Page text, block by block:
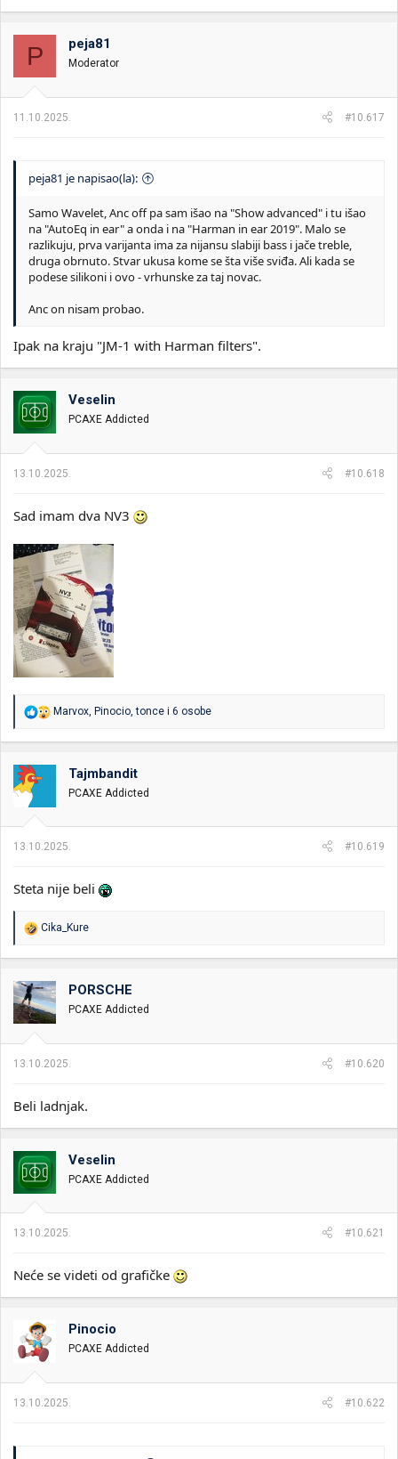
a
o
v
n
:
P peja81
Moderator
11.10.2025. #10.617
peja81 je napisao(la):
Samo Wavelet, Anc off pa sam išao na "Show advanced" i tu išao
na "AutoEq in ear" a onda i na "Harman in ear 2019". Malo se
razlikuju, prva varijanta ima za nijansu slabiji bass i jače treble,
druga obrnuto. Stvar ukusa kome se šta više sviđa. Ali kada se
podese silikoni i ovo - vrhunske za taj novac.
Anc on nisam probao.
Ipak na kraju "JM-1 with Harman filters".
Veselin
PCAXE Addicted
13.10.2025. #10.618
Sad imam dva NV3
R
o
n
j
:
Marvox Pinocio ,tonce i 6 osobe
Tajmbandit
PCAXE Addicted
13.10.2025. #10.619
Steta nije beli
R
a
o
v
a
n
:
Cika_Kure
PORSCHE
PCAXE Addicted
13.10.2025. #10.620
Beli ladnjak.
Veselin
PCAXE Addicted
13.10.2025. #10.621
Neće se videti od grafičke
Pinocio
PCAXE Addicted
13.10.2025. #10.622